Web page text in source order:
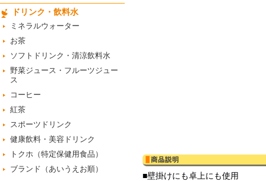
ドリンク・飲料水
ミネラルウォーター
お茶
ソフトドリンク・清涼飲料水
野菜ジュース・フルーツジュー
ス
コーヒー
紅茶
スポーツドリンク
健康飲料・美容ドリンク
トクホ（特定保健用食品）
ブランド（あいうえお順）
■壁掛けにも卓上にも使用